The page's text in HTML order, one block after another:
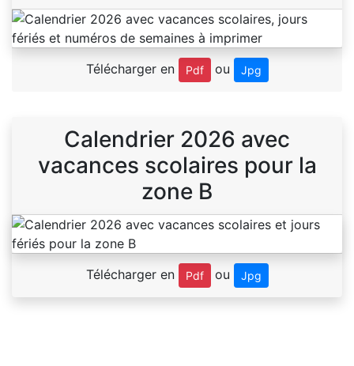
Télécharger en Pdf ou Jpg
Calendrier 2026 avec
vacances scolaires pour la
zone B
Télécharger en Pdf ou Jpg